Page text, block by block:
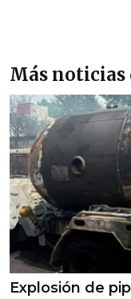
Más noticias
Explosión de